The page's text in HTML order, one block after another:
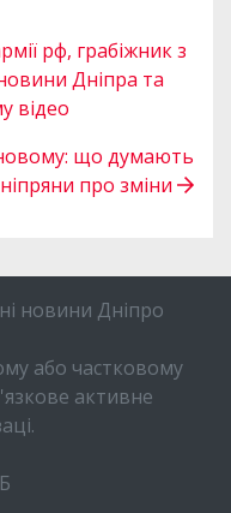
рф, грабіжник з
Дніпра та
відео
що думають
про зміни
новини Дніпро
або частковому
активне